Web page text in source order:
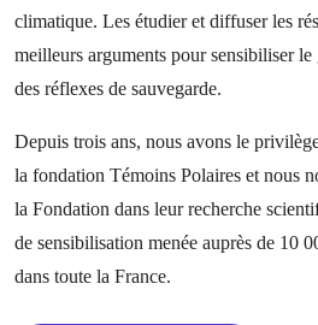
climatique. Les étudier et diffuser les
meilleurs arguments pour sensibiliser
des réflexes de sauvegarde.
Depuis trois ans, nous avons le
la fondation Témoins Polaires et nous
la Fondation dans leur recherche
de sensibilisation menée auprès de 10
dans toute la France.